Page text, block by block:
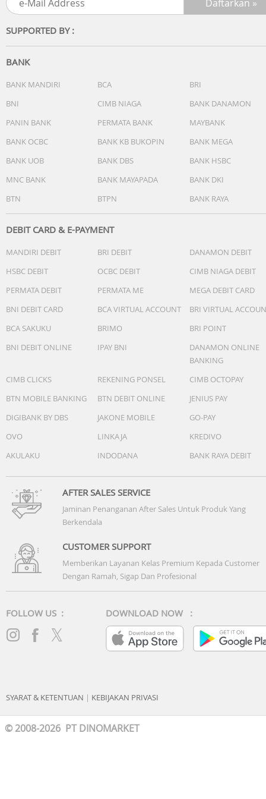
- Smart Editing: Sempurnakan foto dengan Best Face, My
Filter, AI Select, Auto Trim, dan Edit Suggestion.
- Seamless Communication: Komunikasi lintas bahasa
menjadi mudah dengan Call Captions, Tran & Translation,
serta fitur Read Aloud.
Daya Tahan Ekstra dan Keamanan Terjamin - Ditenagai
siap beraktivitas lebih lama tanpa sering mengisi daya.
Dilengkapi dengan Samsung Knox Vault untuk keamanan
serta jaminan 6x OS Update untuk memastikan
Anda selalu relevan hingga 6 tahun ke depan.
- Exynos 1680
- RAM: 8GB / 12GB
- Storage: 128GB / 256GB
- Display
- Size: 6.7 inch
- Resolution: FHD+
- Dimension: 161.6 × 76.9 x 6.9 mm
Camera
- Rear Camera Resolution: 50MP + 12MP + 5MP
- Main Camera OIS: Yes
- Zoom: Digital Zoom up to 10x
- Front Camera Auto Focus: Yes
- Video Resolution: UHD 4K (3840 x 2160) | @30fps
Connectivity
-USB Interface: USB Type-C (USB 2.0)
- Bluetooth Version: Bluetooth v6.0
- NFC: Yes
- SIM Tray: Dual-SIM & eSIM
Battery
- Capacity: 5,000 mAh
- Charging: 45W Super Fast Charging
Awesome Intelligence
- Best Face
- My Filter
- AI Select
- Call Captions
SUPPORTED BY :
BANK
BANK MANDIRI BCA
BRI
BNI
CIMB NIAGA
BANK DANAMON
PANIN BANK
PERMATA BANK
MAYBANK
BANK OCBC
BANK KB BUKOPIN
BANK MEGA
BANK UOB
BANK DBS
BANK HSBC
MNC BANK
BANK MAYAPADA
BANK DKI
BTN
BTPN BANK RAYA
DEBIT CARD & E-PAYMENT
MANDIRI DEBIT BRI DEBIT
DANAMON DEBIT
HSBC DEBIT
OCBC DEBIT
CIMB NIAGA DEBIT
PERMATA DEBIT
PERMATA ME
MEGA DEBIT CARD
BNI DEBIT CARD
BCA VIRTUAL ACCOUNT
BRI VIRTUAL
BCA SAKUKU
BRIMO
BRI POINT
BNI DEBIT ONLINE
IPAY BNI
DANAMON ONLINE
BANKING
CIMB CLICKS
REKENING PONSEL
CIMB OCTOPAY
BTN MOBILE BANKING
BTN DEBIT ONLINE
JENIUS PAY
DIGIBANK BY DBS
JAKONE MOBILE
GO-PAY
OVO
LINKAJA
KREDIVO
AKULAKU
INDODANA BANK RAYA DEBIT
AFTER SALES SERVICE
Jaminan Penanganan After Sales Untuk Produk Yang
Berkendala
CUSTOMER SUPPORT
Memberikan Layanan Kelas Premium Kepada Customer
Dengan Ramah, Sigap Dan Profesional
FOLLOW US : DOWNLOAD NOW :
SYARAT & KETENTUAN | KEBIJAKAN PRIVASI
© 2008-2026 PT DINOMARKET